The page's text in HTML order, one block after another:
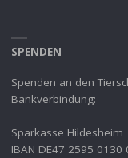
SPENDEN
Spenden an den
Bankverbindung:
Sparkasse Hildesheim
IBAN DE47 2595